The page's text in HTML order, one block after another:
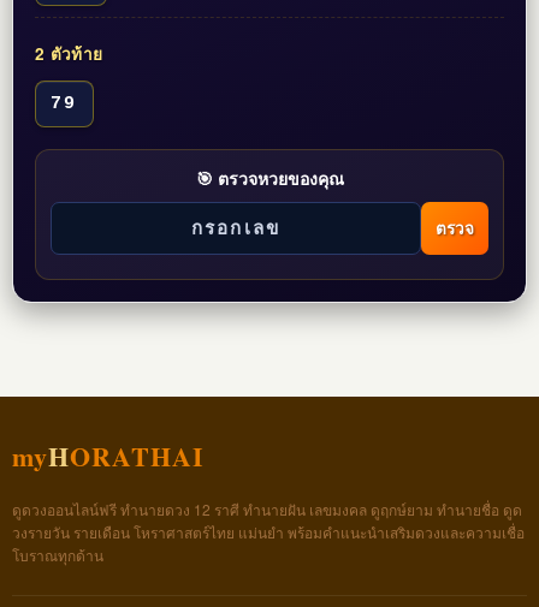
2 ตัวท้าย
79
🎯 ตรวจหวยของคุณ
ตรวจ
myHORATHAI
ดูดวงออนไลน์ฟรี ทำนายดวง 12 ราศี ทำนายฝัน เลขมงคล ดูฤกษ์ยาม ทำนายชื่อ ดูด
วงรายวัน รายเดือน โหราศาสตร์ไทย แม่นยำ พร้อมคำแนะนำเสริมดวงและความเชื่อ
โบราณทุกด้าน